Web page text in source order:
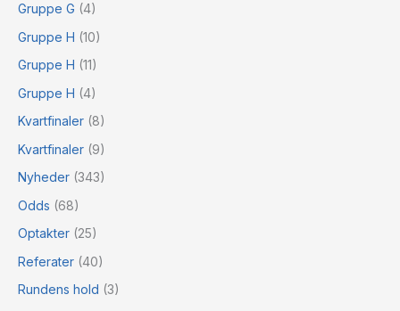
Gruppe G (4)
Gruppe H (10)
Gruppe H (11)
Gruppe H (4)
Kvartfinaler (8)
Kvartfinaler (9)
Nyheder (343)
Odds (68)
Optakter (25)
Referater (40)
Rundens hold (3)